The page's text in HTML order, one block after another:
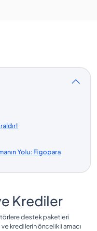
Yolu: Figopara
Krediler
destek paketleri
kredilerin öncelikli amacı